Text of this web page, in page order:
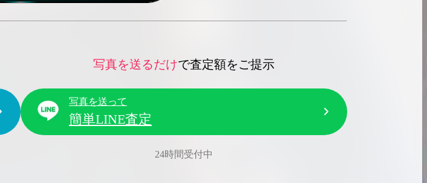
写真を送るだけで査定額をご提示
写真を送って
簡単LINE査定
24時間受付中